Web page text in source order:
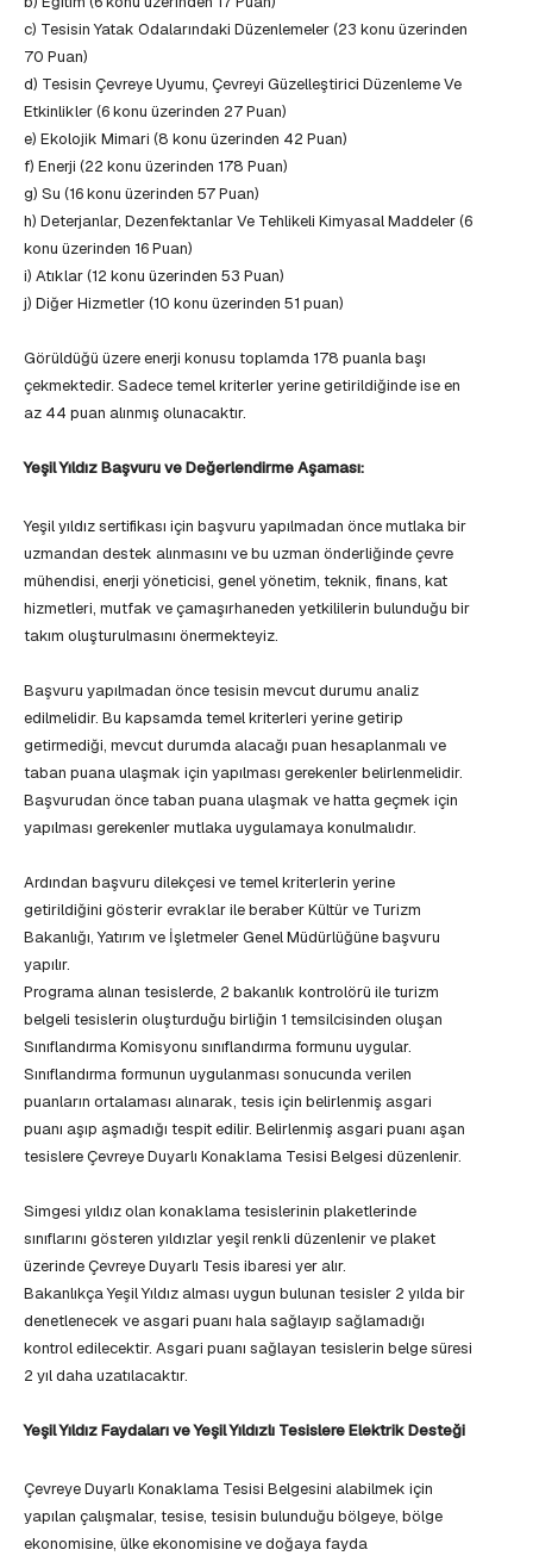
c) Tesisin Yatak Odalarındaki Düzenlemeler (23 konu üzerinden
70 Puan)
d) Tesisin Çevreye Uyumu, Çevreyi Güzelleştirici Düzenleme Ve
Etkinlikler (6 konu üzerinden 27 Puan)
e) Ekolojik Mimari (8 konu üzerinden 42 Puan)
f) Enerji (22 konu üzerinden 178 Puan)
g) Su (16 konu üzerinden 57 Puan)
h) Deterjanlar, Dezenfektanlar Ve Tehlikeli Kimyasal Maddeler (6
konu üzerinden 16 Puan)
i) Atıklar (12 konu üzerinden 53 Puan)
j) Diğer Hizmetler (10 konu üzerinden 51 puan)
Görüldüğü üzere enerji konusu toplamda 178 puanla başı
çekmektedir. Sadece temel kriterler yerine getirildiğinde ise en
az 44 puan alınmış olunacaktır.
Yeşil Yıldız Başvuru ve Değerlendirme Aşaması:
Yeşil yıldız sertifikası için başvuru yapılmadan önce mutlaka bir
uzmandan destek alınmasını ve bu uzman önderliğinde çevre
mühendisi, enerji yöneticisi, genel yönetim, teknik, finans, kat
hizmetleri, mutfak ve çamaşırhaneden yetkililerin bulunduğu bir
takım oluşturulmasını önermekteyiz.
Başvuru yapılmadan önce tesisin mevcut durumu analiz
edilmelidir. Bu kapsamda temel kriterleri yerine getirip
getirmediği, mevcut durumda alacağı puan hesaplanmalı ve
taban puana ulaşmak için yapılması gerekenler belirlenmelidir.
Başvurudan önce taban puana ulaşmak ve hatta geçmek için
yapılması gerekenler mutlaka uygulamaya konulmalıdır.
Ardından başvuru dilekçesi ve temel kriterlerin yerine
getirildiğini gösterir evraklar ile beraber Kültür ve Turizm
Bakanlığı, Yatırım ve İşletmeler Genel Müdürlüğüne başvuru
yapılır.
Programa alınan tesislerde, 2 bakanlık kontrolörü ile turizm
belgeli tesislerin oluşturduğu birliğin 1 temsilcisinden oluşan
Sınıflandırma Komisyonu sınıflandırma formunu uygular.
Sınıflandırma formunun uygulanması sonucunda verilen
puanların ortalaması alınarak, tesis için belirlenmiş asgari
puanı aşıp aşmadığı tespit edilir. Belirlenmiş asgari puanı aşan
tesislere Çevreye Duyarlı Konaklama Tesisi Belgesi düzenlenir.
Simgesi yıldız olan konaklama tesislerinin plaketlerinde
sınıflarını gösteren yıldızlar yeşil renkli düzenlenir ve plaket
üzerinde Çevreye Duyarlı Tesis ibaresi yer alır.
Bakanlıkça Yeşil Yıldız alması uygun bulunan tesisler 2 yılda bir
denetlenecek ve asgari puanı hala sağlayıp sağlamadığı
kontrol edilecektir. Asgari puanı sağlayan tesislerin belge süresi
2 yıl daha uzatılacaktır.
Yeşil Yıldız Faydaları ve Yeşil Yıldızlı Tesislere Elektrik Desteği
Çevreye Duyarlı Konaklama Tesisi Belgesini alabilmek için
yapılan çalışmalar, tesise, tesisin bulunduğu bölgeye, bölge
ekonomisine, ülke ekonomisine ve doğaya fayda